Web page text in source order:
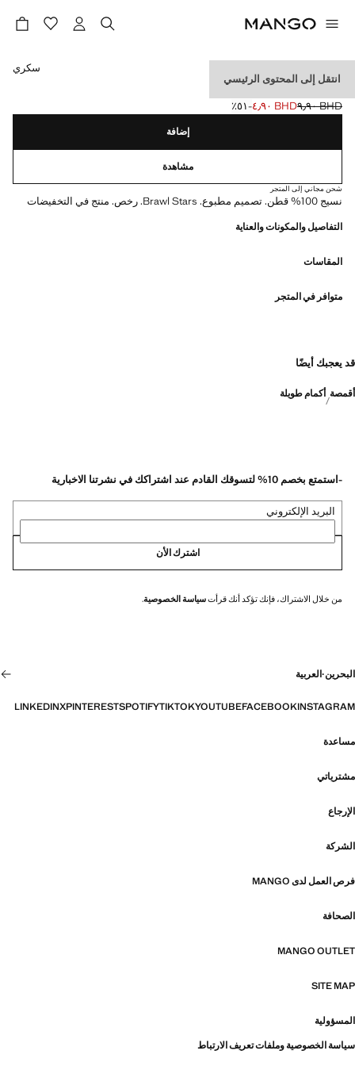
انتقل إلى المحتوى الرئيسي
قميص براول ستارس
السعر الأول محذوف [BHD ٩٫٩٠ ]
BHD ٩٫٩٠
السعر الحالي [BHD ٤٫٩٠ ]
BHD ٤٫٩٠ ؜-٥١٪؜
حدد اللون
سكري
إضافة
مشاهدة
شحن مجاني إلى المتجر
نسيج 100% قطن. تصميم مطبوع. Brawl Stars. رخص. منتج في التخفيضات
التفاصيل والمكونات والعناية
المقاسات
متوافر في المتجر
قد يعجبك أيضًا
أقمصة أكمام طويلة
-استمتع بخصم 10% لتسوقك القادم عند اشتراكك في نشرتنا الاخبارية
البريد الإلكتروني
اشترك الأن
من خلال الاشتراك، فإنك تؤكد أنك قرأتسياسة الخصوصية.
البحرين·العربية
INSTAGRAM
FACEBOOK
YOUTUBE
TIKTOK
SPOTIFY
PINTEREST
X
LINKEDIN
مساعدة
مشترياتي
الإرجاع
الشركة
فرص العمل لدى MANGO
الصحافة
MANGO OUTLET
SITE MAP
المسؤولية
سياسة الخصوصية وملفات تعريف الارتباط